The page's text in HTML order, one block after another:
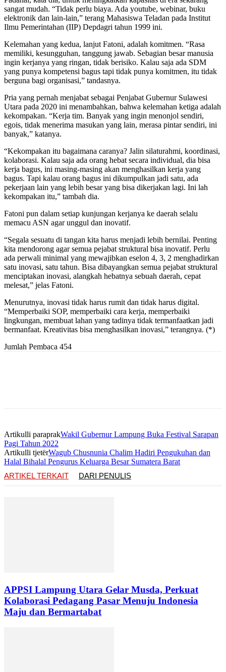
sangat mudah. “Tidak perlu biaya. Ada youtube, webinar, buku
elektronik dan lain-lain,” terang Mahasiswa Teladan pada Institut
Ilmu Pemerintahan (IIP) Depdagri tahun 1999 ini.
Kelemahan yang kedua, lanjut Fatoni, adalah komitmen. “Rasa
memiliki, kesungguhan, tanggung jawab. Sebagian besar manusia
ingin kerjanya yang ringan, tidak berisiko. Kalau saja ada SDM
yang punya kompetensi bagus tapi tidak punya komitmen, itu tidak
berguna bagi organisasi,” tandasnya.
Pria yang pernah menjabat sebagai Penjabat Gubernur Sulawesi
Utara pada 2020 ini menambahkan, bahwa kelemahan ketiga adalah
kekompakan. “Kerja tim. Banyak yang ingin menonjol sendiri,
egois, tidak menerima masukan yang lain, merasa pintar sendiri, ini
banyak,” katanya.
“Kekompakan itu bagaimana caranya? Jalin silaturahmi, koordinasi,
kolaborasi. Kalau saja ada orang hebat secara individual, dia bisa
kerja bagus, ini masing-masing akan menghasilkan kerja yang
bagus. Tapi kalau orang bagus ini dikumpulkan jadi satu, ada
pekerjaan lain yang lebih besar yang bisa dikerjakan lagi. Ini lah
kekompakan itu,” tambah dia.
Fatoni pun dalam setiap kunjungan kerjanya ke daerah selalu
memacu ASN agar unggul dan inovatif.
“Segala sesuatu di tangan kita harus menjadi lebih bernilai. Penting
kita mendorong agar semua pejabat struktural bisa inovatif. Perlu
ada perwali minimal yang mewajibkan eselon 4, 3, 2 menghadirkan
satu inovasi, satu tahun. Bisa dibayangkan semua pejabat struktural
menciptakan inovasi, alangkah hebatnya sebuah daerah, cepat
melesat,” jelas Fatoni.
Menurutnya, inovasi tidak harus rumit dan tidak harus digital.
“Memperbaiki SOP, memperbaiki cara kerja, memperbaiki
lingkungan, membuat lahan yang tadinya tidak termanfaatkan jadi
bermanfaat. Kreativitas bisa menghasilkan inovasi,” terangnya. (*)
Jumlah Pembaca 454
Artikulli paraprakWakil Gubernur Lampung Buka Festival Sarapan
Pagi Tahun 2022
Artikulli tjetërWagub Chusnunia Chalim Hadiri Pengukuhan dan
Halal Bihalal Pengurus Keluarga Besar Sumatera Barat
ARTIKEL TERKAIT
DARI PENULIS
APPSI Lampung Utara Gelar Musda, Perkuat
Kolaborasi Pedagang Pasar Menuju Indonesia
Maju dan Bermartabat